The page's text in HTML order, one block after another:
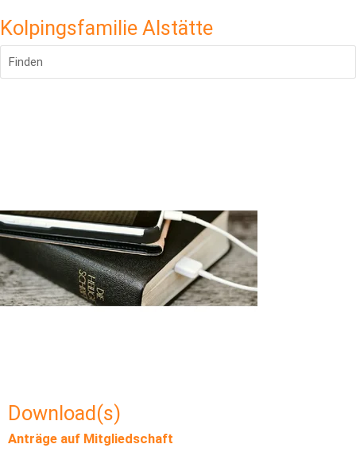
Kolpingsfamilie Alstätte
Finden
Download(s)
Anträge auf Mitgliedschaft